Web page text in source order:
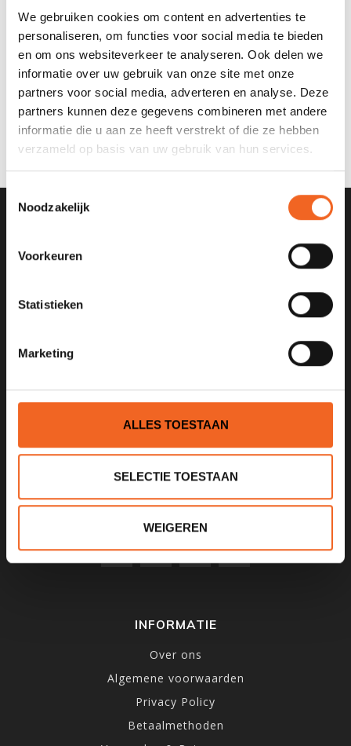
We gebruiken cookies om content en advertenties te
personaliseren, om functies voor social media te bieden
en om ons websiteverkeer te analyseren. Ook delen we
informatie over uw gebruik van onze site met onze
partners voor social media, adverteren en analyse. Deze
partners kunnen deze gegevens combineren met andere
informatie die u aan ze heeft verstrekt of die ze hebben
verzameld op basis van uw gebruik van hun services.
Toestemmingsselectie
Noodzakelijk
Voorkeuren
Statistieken
Marketing
ALLES TOESTAAN
SELECTIE TOESTAAN
WEIGEREN
SCORPIO KAYAK 12V HIGH
PRESSURE POMP, 20 PSI
€99,00 €79,00
1531MD
Wormer
075 621 8805
info@kajak.nl
INFORMATIE
Over ons
Algemene voorwaarden
Privacy Policy
Betaalmethoden